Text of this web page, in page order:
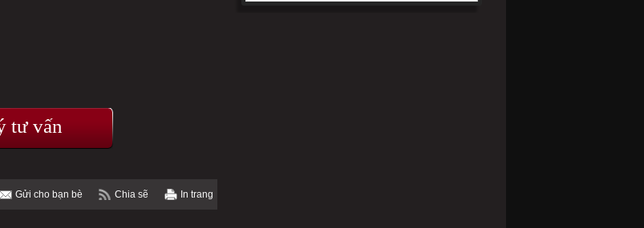
tư vấn
Gửi cho bạn bè Chia sẽ In trang